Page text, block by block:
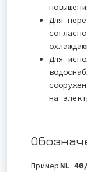
Для
Для
на
ПримерNL